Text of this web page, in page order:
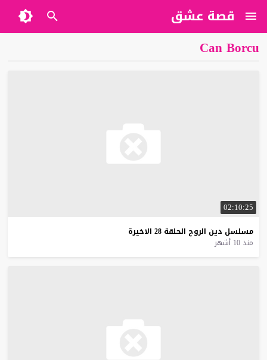
قصة عشق
Can Borcu
02:10:25
مسلسل دين الروح الحلقة 28 الاخيرة
منذ 10 أشهر